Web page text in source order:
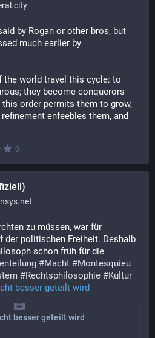
by Rogan or other bros, but
world travel this cycle: to
they become conquerors
order permits them to grow,
enfeebles them, and
· 0
zu müssen, war für
der politischen Freiheit. Deshalb
schon früh für die
#Macht #Montesquieu
#Rechtsphilosophie #Kultur
besser geteilt wird
besser geteilt wird